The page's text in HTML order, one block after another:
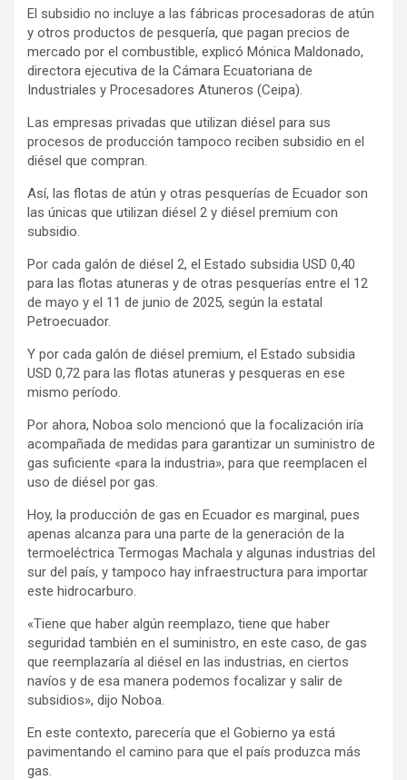
El subsidio no incluye a las fábricas procesadoras de atún
y otros productos de pesquería, que pagan precios de
mercado por el combustible, explicó Mónica Maldonado,
directora ejecutiva de la Cámara Ecuatoriana de
Industriales y Procesadores Atuneros (Ceipa).
Las empresas privadas que utilizan diésel para sus
procesos de producción tampoco reciben subsidio en el
diésel que compran.
Así, las flotas de atún y otras pesquerías de Ecuador son
las únicas que utilizan diésel 2 y diésel premium con
subsidio.
Por cada galón de diésel 2, el Estado subsidia USD 0,40
para las flotas atuneras y de otras pesquerías entre el 12
de mayo y el 11 de junio de 2025, según la estatal
Petroecuador.
Y por cada galón de diésel premium, el Estado subsidia
USD 0,72 para las flotas atuneras y pesqueras en ese
mismo período.
Por ahora, Noboa solo mencionó que la focalización iría
acompañada de medidas para garantizar un suministro de
gas suficiente «para la industria», para que reemplacen el
uso de diésel por gas.
Hoy, la producción de gas en Ecuador es marginal, pues
apenas alcanza para una parte de la generación de la
termoeléctrica Termogas Machala y algunas industrias del
sur del país, y tampoco hay infraestructura para importar
este hidrocarburo.
«Tiene que haber algún reemplazo, tiene que haber
seguridad también en el suministro, en este caso, de gas
que reemplazaría al diésel en las industrias, en ciertos
navíos y de esa manera podemos focalizar y salir de
subsidios», dijo Noboa.
En este contexto, parecería que el Gobierno ya está
pavimentando el camino para que el país produzca más
gas.